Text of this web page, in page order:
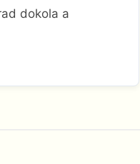
dokola a